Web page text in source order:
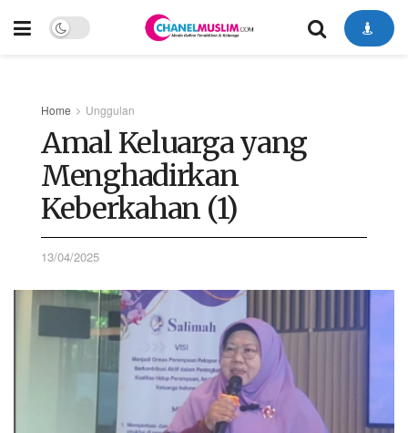
Home Unggulan
Amal Keluarga yang
Menghadirkan
Keberkahan (1)
13/04/2025